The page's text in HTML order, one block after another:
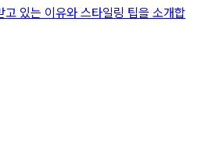
있는 이유와 스타일링 팁을 소개합